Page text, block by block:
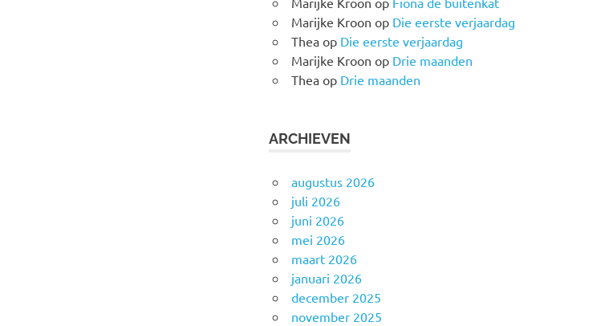
Marijke Kroon op Die eerste verjaardag
Thea op Die eerste verjaardag
Marijke Kroon op Drie maanden
Thea op Drie maanden
ARCHIEVEN
augustus 2026
juli 2026
juni 2026
mei 2026
maart 2026
januari 2026
december 2025
november 2025